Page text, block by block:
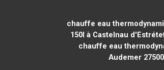
chauffe eau
150l à Castelnau
chauffe eau
Audemer 27500